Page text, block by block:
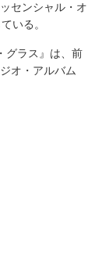
センシャル・オ
いる。
グラス』は、前
オ・アルバム